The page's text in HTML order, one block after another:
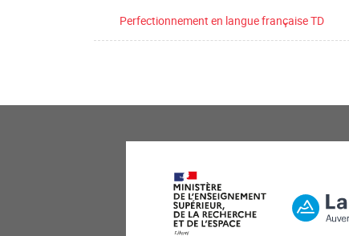
Perfectionnement en langue française TD